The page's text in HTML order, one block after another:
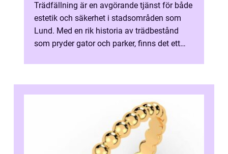
Trädfällning är en avgörande tjänst för både
estetik och säkerhet i stadsområden som
Lund. Med en rik historia av trädbestånd
som pryder gator och parker, finns det ett